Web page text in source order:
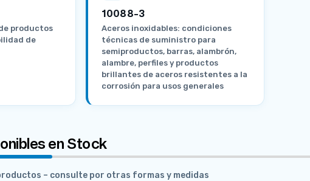
productos
de
10088-3
Aceros inoxidables: condiciones
técnicas de suministro para
semiproductos, barras, alambrón,
alambre, perfiles y productos
brillantes de aceros resistentes a la
corrosión para usos generales
en Stock
– consulte por otras formas y medidas